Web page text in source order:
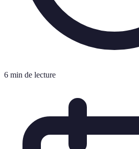
6 min de lecture